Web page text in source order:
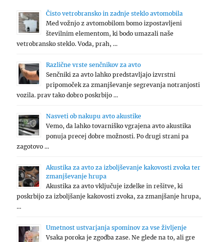
Čisto vetrobransko in zadnje steklo avtomobila
Med vožnjo z avtomobilom bomo izpostavljeni
številnim elementom, ki bodo umazali naše
vetrobransko steklo. Voda, prah, …
Različne vrste senčnikov za avto
Senčniki za avto lahko predstavljajo izvrstni
pripomoček za zmanjševanje segrevanja notranjosti
vozila. prav tako dobro poskrbijo …
Nasveti ob nakupu avto akustike
Vemo, da lahko tovarniško vgrajena avto akustika
ponuja precej dobre možnosti. Po drugi strani pa
zagotovo …
Akustika za avto za izboljševanje kakovosti zvoka ter
zmanjševanje hrupa
Akustika za avto vključuje izdelke in rešitve, ki
poskrbijo za izboljšanje kakovosti zvoka, za zmanjšanje hrupa,
…
Umetnost ustvarjanja spominov za vse življenje
Vsaka poroka je zgodba zase. Ne glede na to, ali gre